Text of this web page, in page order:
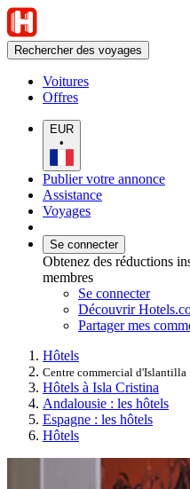
Rechercher des voyages
Voitures
Offres
EUR
•
Publier votre annonce
Assistance
Voyages
Se connecter
Obtenez des réductions
membres
Se connecter
Découvrir
Partager mes
Hôtels
Centre commercial
Hôtels à Isla Cristina
Andalousie : les hôtels
Espagne : les hôtels
Hôtels